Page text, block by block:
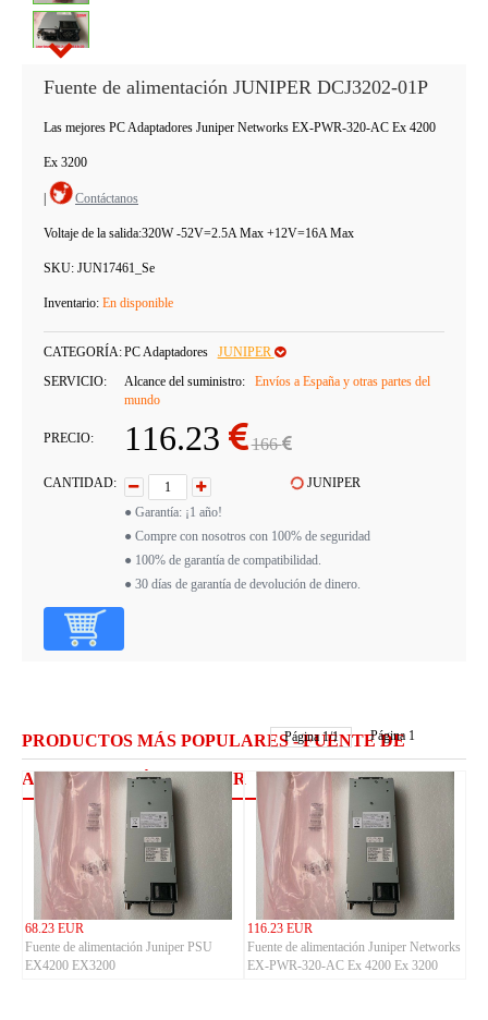
Fuente de alimentación JUNIPER DCJ3202-01P
Las mejores PC Adaptadores Juniper Networks EX-PWR-320-AC Ex 4200
Ex 3200
Contáctanos
Voltaje de la salida:320W -52V=2.5A Max +12V=16A Max
SKU: JUN17461_Se
Inventario: En disponible
CATEGORÍA:PC Adaptadores
JUNIPER
SERVICIO:
Alcance del suministro:
Envíos a España y otras partes del
mundo
PRECIO: 116.23 166
CANTIDAD:
JUNIPER
● Garantía: ¡1 año!
● Compre con nosotros con 100% de seguridad
● 100% de garantía de compatibilidad.
● 30 días de garantía de devolución de dinero.
PRODUCTOS MÁS POPULARES - FUENTE DE
ALIMENTACIÓN JUNIPER
Página1/1 Página 1
68.23 EUR
Fuente de alimentación Juniper PSU
EX4200 EX3200
116.23 EUR
Fuente de alimentación Juniper Networks
EX-PWR-320-AC Ex 4200 Ex 3200